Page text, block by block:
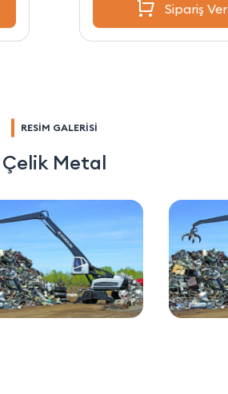
Sipariş Ver
RESİM GALERİSİ
Çelik Metal